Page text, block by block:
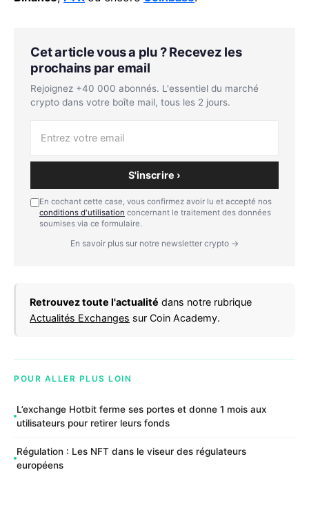
Cet article vous a plu ? Recevez les
prochains par email
Rejoignez +40 000 abonnés. L'essentiel du marché
crypto dans votre boîte mail, tous les 2 jours.
S'inscrire ›
En cochant cette case, vous confirmez avoir lu et accepté nos
conditions d'utilisation concernant le traitement des données
soumises via ce formulaire.
En savoir plus sur notre newsletter crypto →
Retrouvez toute l'actualité dans notre rubrique
Actualités Exchanges sur Coin Academy.
POUR ALLER PLUS LOIN
L’exchange Hotbit ferme ses portes et donne 1 mois aux
utilisateurs pour retirer leurs fonds
Régulation : Les NFT dans le viseur des régulateurs
européens